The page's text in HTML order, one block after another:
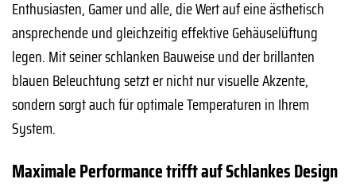
Enthusiasten, Gamer und alle, die Wert auf eine ästhetisch
ansprechende und gleichzeitig effektive Gehäuselüftung
legen. Mit seiner schlanken Bauweise und der brillanten
blauen Beleuchtung setzt er nicht nur visuelle Akzente,
sondern sorgt auch für optimale Temperaturen in Ihrem
System.
Maximale Performance trifft auf Schlankes Design